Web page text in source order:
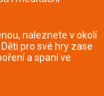
naleznete v okolí
pro své hry zase
a spaní ve